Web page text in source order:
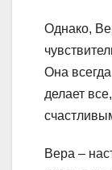
Однако,
Она
делает
Вера –